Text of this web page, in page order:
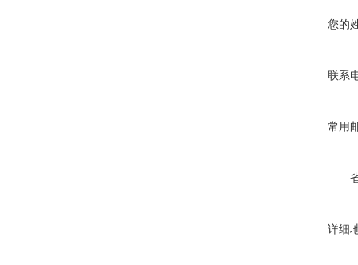
您的
联系
常用
详细